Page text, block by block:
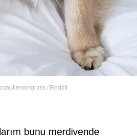
/ Reddit
bunu merdivende